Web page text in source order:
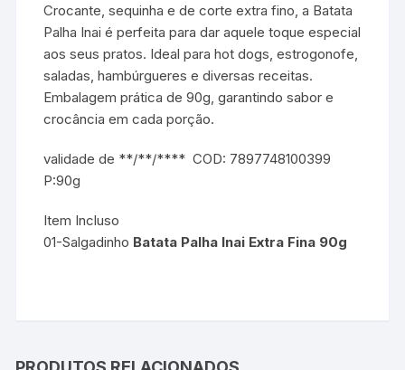
Crocante, sequinha e de corte extra fino, a Batata
Palha Inai é perfeita para dar aquele toque especial
aos seus pratos. Ideal para hot dogs, estrogonofe,
saladas, hambúrgueres e diversas receitas.
Embalagem prática de 90g, garantindo sabor e
crocância em cada porção.
validade de **/**/**** COD: 7897748100399
P:90g
Item Incluso
01-Salgadinho Batata Palha Inai Extra Fina 90g